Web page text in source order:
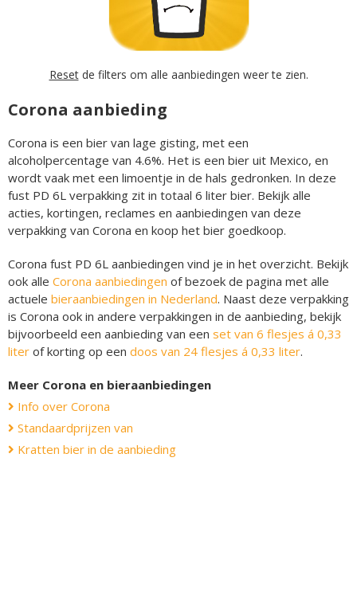
Resetde filters om alle aanbiedingen weer te zien.
Corona aanbieding
Corona is een bier van lage gisting, met een
alcoholpercentage van 4.6%. Het is een bier uit Mexico, en
wordt vaak met een limoentje in de hals gedronken. In deze
fust PD 6L verpakking zit in totaal 6 liter bier. Bekijk alle
acties, kortingen, reclames en aanbiedingen van deze
verpakking van Corona en koop het bier goedkoop.
Corona fust PD 6L aanbiedingen vind je in het overzicht. Bekijk
ook alle Corona aanbiedingen of bezoek de pagina met alle
actuele bieraanbiedingen in Nederland. Naast deze verpakking
is Corona ook in andere verpakkingen in de aanbieding, bekijk
bijvoorbeeld een aanbieding van een set van 6 flesjes á 0,33
liter of korting op een doos van 24 flesjes á 0,33 liter.
Meer Corona en bieraanbiedingen
Info over Corona
Standaardprijzen van
Kratten bier in de aanbieding